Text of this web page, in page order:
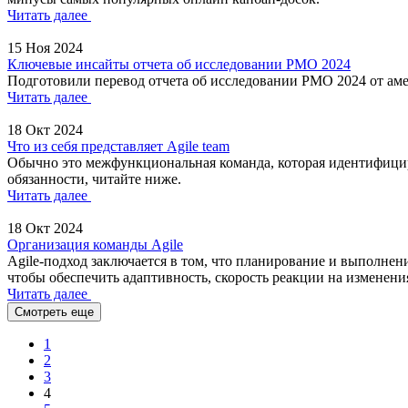
Читать далее
15 Ноя 2024
Ключевые инсайты отчета об исследовании PMO 2024
Подготовили перевод отчета об исследовании PMO 2024 от
Читать далее
18 Окт 2024
Что из себя представляет Agile team
Обычно это межфункциональная команда, которая
обязанности, читайте ниже.
Читать далее
18 Окт 2024
Организация команды Agile
Agile-подход заключается в том, что планирование и
чтобы обеспечить адаптивность, скорость реакции на
Читать далее
Смотреть еще
1
2
3
4